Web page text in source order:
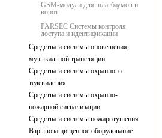
GSM-модули для шлагбаумов и
ворот
PARSEC Системы контроля
доступа и идентификации
Средства и системы оповещения,
музыкальной трансляции
Средства и системы охранного
телевидения
Средства и системы охранно-
пожарной сигнализации
Средства и системы пожаротушения
Взрывозащищенное оборудование